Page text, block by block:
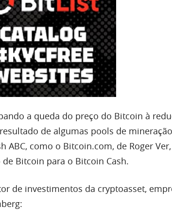
a queda do preço do Bitcoin à
de algumas pools de
ABC, como o Bitcoin.com, de Roger
Bitcoin para o Bitcoin Cash.
de investimentos da cryptoasset,